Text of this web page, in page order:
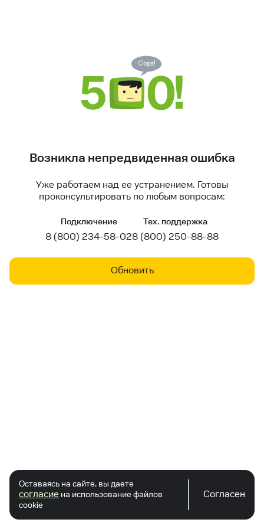
Возникла непредвиденная ошибка
Уже работаем над ее устранением. Готовы
проконсультировать по любым вопросам:
Подключение
8 (800) 234-58-02
Тех. поддержка
8 (800) 250-88-88
Обновить
Оставаясь на сайте, вы даете
согласие на использование файлов
cookie
Согласен